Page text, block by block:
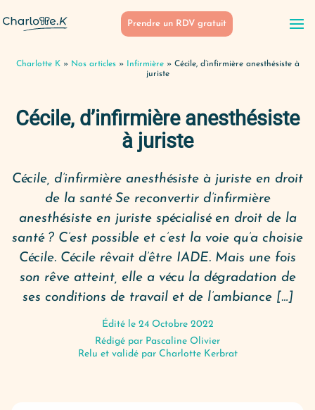
Prendre un RDV gratuit
Charlotte K» Nos articles» Infirmière» Cécile, d’infirmière anesthésiste à
juriste
Cécile, d’infirmière anesthésiste
à juriste
Cécile, d’infirmière anesthésiste à juriste en droit
de la santé Se reconvertir d’infirmière
anesthésiste en juriste spécialisé en droit de la
santé ? C’est possible et c’est la voie qu’a choisie
Cécile. Cécile rêvait d’être IADE. Mais une fois
son rêve atteint, elle a vécu la dégradation de
ses conditions de travail et de l’ambiance […]
Édité le 24 Octobre 2022
Rédigé par Pascaline Olivier
Relu et validé par Charlotte Kerbrat